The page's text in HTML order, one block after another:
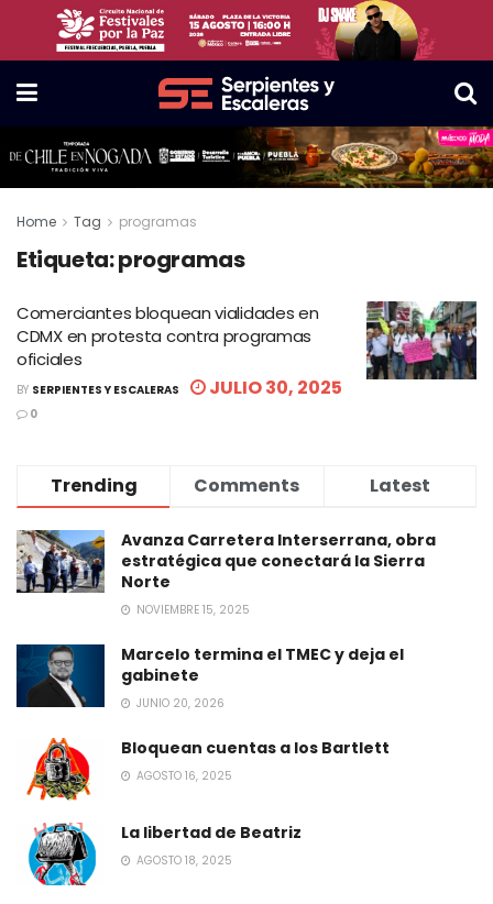
Home Tag programas
Etiqueta:programas
Comerciantes bloquean vialidades en
CDMX en protesta contra programas
oficiales
BY SERPIENTES Y ESCALERAS JULIO 30, 2025
0
Trending Comments Latest
Avanza Carretera Interserrana, obra
estratégica que conectará la Sierra
Norte
NOVIEMBRE 15, 2025
Marcelo termina el TMEC y deja el
gabinete
JUNIO 20, 2026
Bloquean cuentas a los Bartlett
AGOSTO 16, 2025
La libertad de Beatriz
AGOSTO 18, 2025